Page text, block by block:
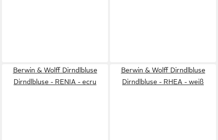
Berwin & Wolff Dirndlbluse
Dirndlbluse - RENIA - ecru
Berwin & Wolff Dirndlbluse
Dirndlbluse - RHEA - weiß